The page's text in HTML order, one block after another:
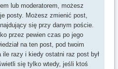
lub moderatorem, możesz
posty. Możesz zmienić post,
się przy danym poście.
przez pewien czas po jego
na ten post, pod twoim
razy i kiedy ostatni raz post był
się tylko wtedy, jeśli ktoś